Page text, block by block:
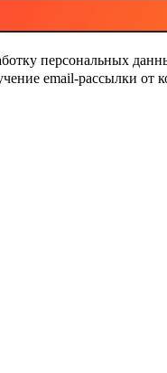
персональных
email-рассылки